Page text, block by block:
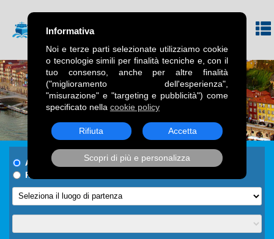
Informativa
Noi e terze parti selezionate utilizziamo cookie
o tecnologie simili per finalità tecniche e, con il
tuo consenso, anche per altre finalità
("miglioramento dell'esperienza",
"misurazione" e "targeting e pubblicità") come
specificato nella cookie policy
Rifiuta Accetta
Scopri di più e personalizza